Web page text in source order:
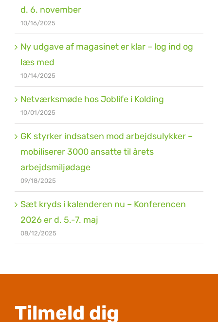
d. 6. november
10/16/2025
Ny udgave af magasinet er klar – log ind og
læs med
10/14/2025
Netværksmøde hos Joblife i Kolding
10/01/2025
GK styrker indsatsen mod arbejdsulykker –
mobiliserer 3000 ansatte til årets
arbejdsmiljødage
09/18/2025
Sæt kryds i kalenderen nu – Konferencen
2026 er d. 5.-7. maj
08/12/2025
Tilmeld dig